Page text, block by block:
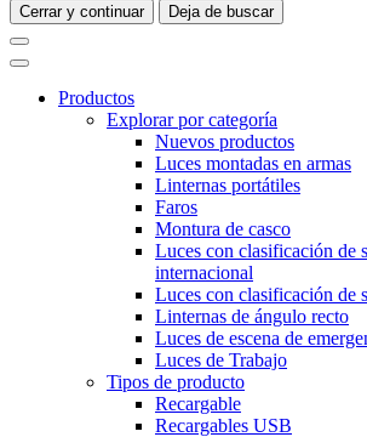
Cerrar y continuar Deja de buscar
Productos
Explorar por categoría
Nuevos productos
Luces montadas en armas
Linternas portátiles
Faros
Montura de casco
Luces con clasificación de
internacional
Luces con clasificación de
Linternas de ángulo recto
Luces de escena de
Luces de Trabajo
Tipos de producto
Recargable
Recargables USB